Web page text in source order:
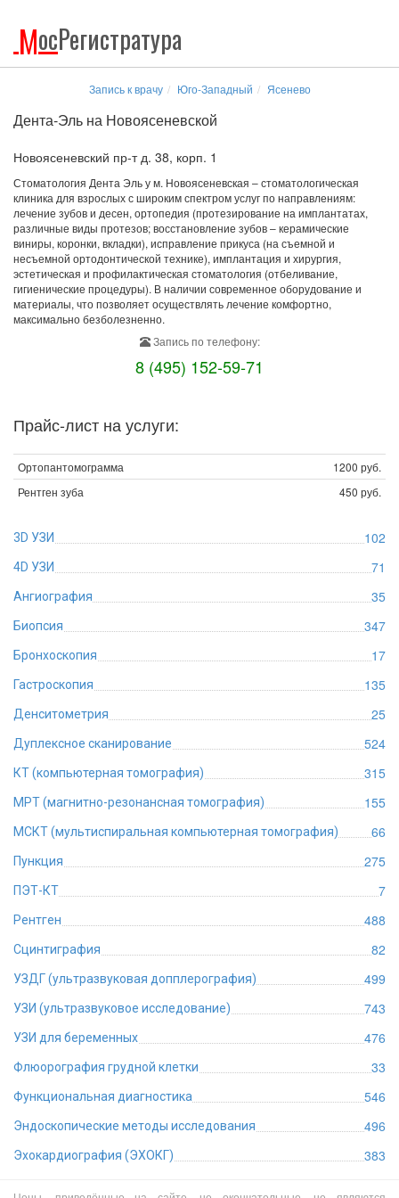
МосРегистратура
Запись к врачу Юго-Западный Ясенево
Дента-Эль на Новоясеневской
Новоясеневский пр-т д. 38, корп. 1
Стоматология Дента Эль у м. Новоясеневская – стоматологическая
клиника для взрослых с широким спектром услуг по направлениям:
лечение зубов и десен, ортопедия (протезирование на имплантатах,
различные виды протезов; восстановление зубов – керамические
виниры, коронки, вкладки), исправление прикуса (на съемной и
несъемной ортодонтической технике), имплантация и хирургия,
эстетическая и профилактическая стоматология (отбеливание,
гигиенические процедуры). В наличии современное оборудование и
материалы, что позволяет осуществлять лечение комфортно,
максимально безболезненно.
Запись по телефону:
8 (495) 152-59-71
Прайс-лист на услуги:
Ортопантомограмма
1200 руб.
Рентген зуба
450 руб.
3D УЗИ 102
4D УЗИ 71
Ангиография 35
Биопсия 347
Бронхоскопия 17
Гастроскопия 135
Денситометрия 25
Дуплексное сканирование 524
КТ (компьютерная томография) 315
МРТ (магнитно-резонансная томография) 155
МСКТ (мультиспиральная компьютерная томография) 66
Пункция 275
ПЭТ-КТ 7
Рентген 488
Сцинтиграфия 82
УЗДГ (ультразвуковая допплерография) 499
УЗИ (ультразвуковое исследование) 743
УЗИ для беременных 476
Флюорография грудной клетки 33
Функциональная диагностика 546
Эндоскопические методы исследования 496
Эхокардиография (ЭХОКГ) 383